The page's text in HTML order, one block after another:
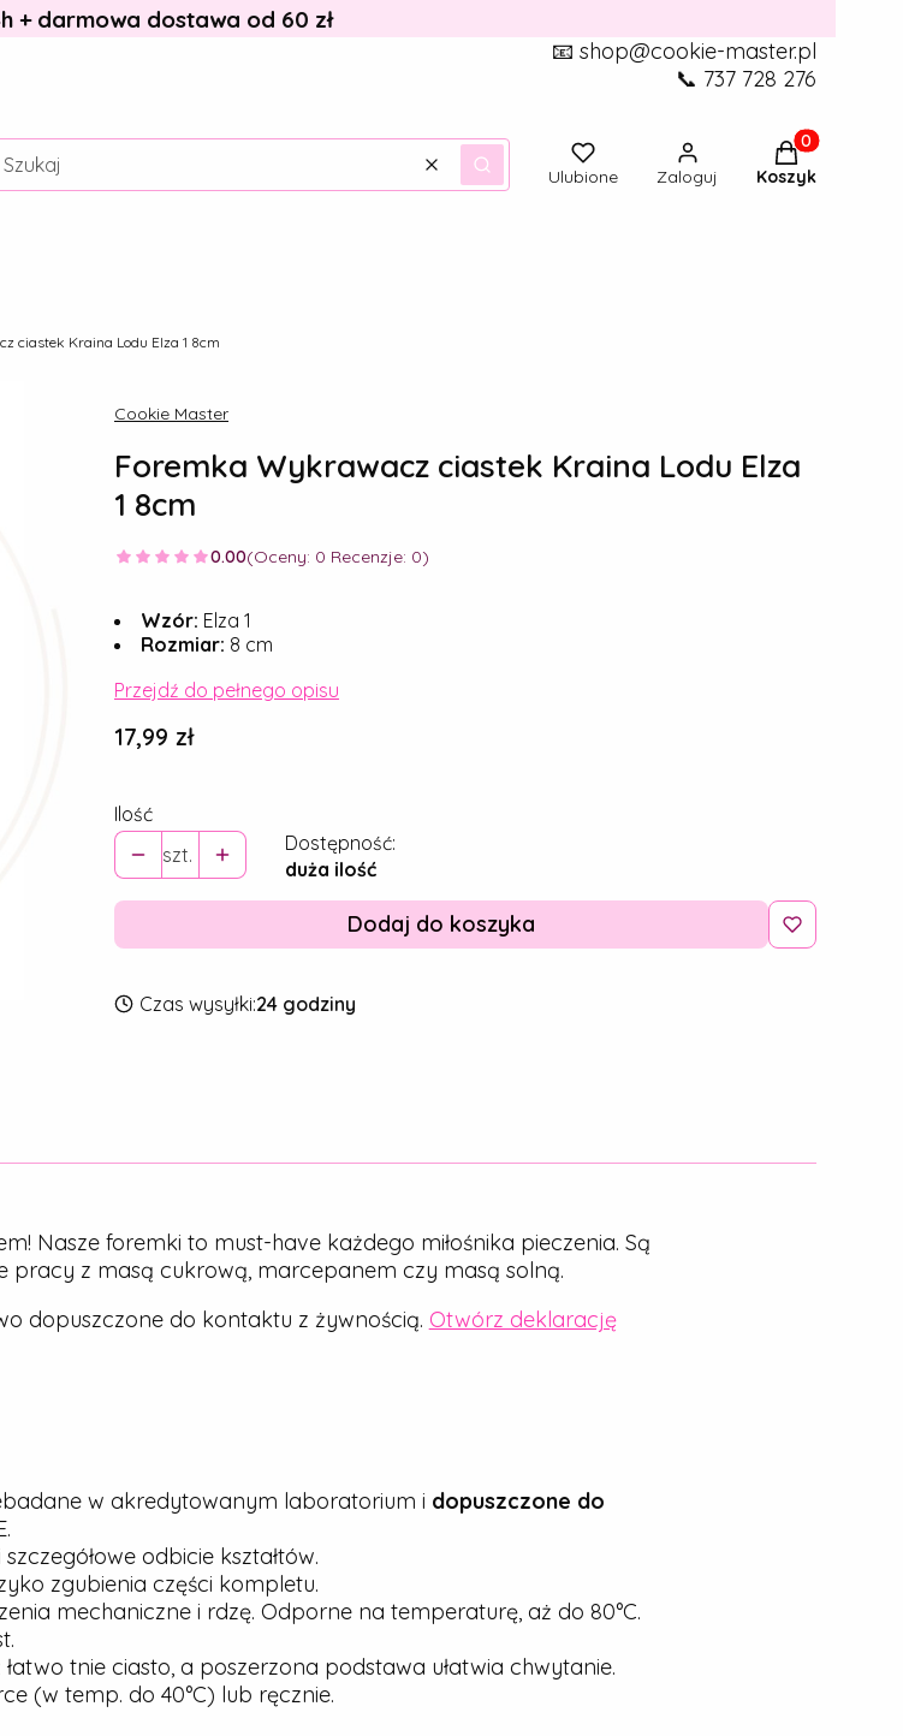
+ darmowa dostawa od 60 zł
📧 shop@cookie-master.pl
📞 737 728 276
WyczyśćSzukaj Ulubione Zaloguj
Produkty w
Koszyk
ciastek Kraina Lodu Elza 1 8cm
Cookie Master
Foremka Wykrawacz ciastek Kraina Lodu Elza
1 8cm
0.00(Oceny: 0 Recenzje: 0)
Wzór: Elza 1
Rozmiar: 8 cm
Przejdź do pełnego opisu
Cena
17,99 zł
Ilość
szt.
Dostępność:
duża ilość
Dodaj do koszyka
Czas wysyłki:24 godziny
Nasze foremki to must-have każdego miłośnika pieczenia. Są
pracy z masą cukrową, marcepanem czy masą solną.
dopuszczone do kontaktu z żywnością. Otwórz deklarację
w akredytowanym laboratorium i dopuszczone do
odbicie kształtów.
zgubienia części kompletu.
mechaniczne i rdzę. Odporne na temperaturę, aż do 80°C.
tnie ciasto, a poszerzona podstawa ułatwia chwytanie.
(w temp. do 40°C) lub ręcznie.